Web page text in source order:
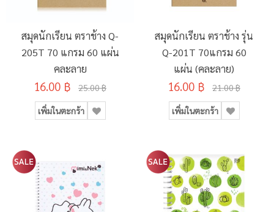
สมุดนักเรียน ตราช้าง Q-
205T 70 แกรม 60 แผ่น
คละลาย
16.00 ฿ 25.00 ฿
เพิ่มในตะกร้า
สมุดนักเรียน ตราช้าง รุ่น
Q-201T 70แกรม 60
แผ่น (คละลาย)
16.00 ฿ 21.00 ฿
เพิ่มในตะกร้า